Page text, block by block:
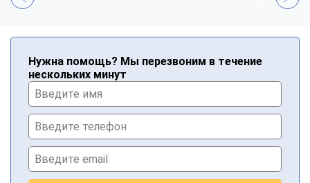
Нужна помощь? Мы перезвоним в течение
нескольких минут